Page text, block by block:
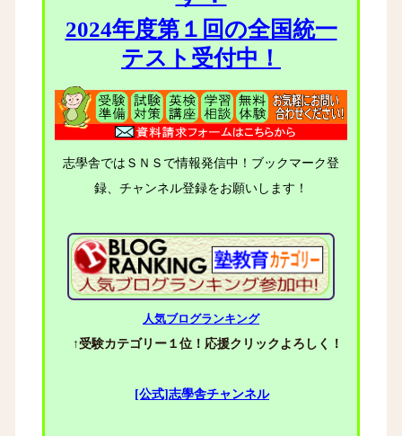
2024年度第１回の全国統一
テスト受付中！
志學舎ではＳＮＳで情報発信中！ブックマーク登
録、チャンネル登録をお願いします！
人気ブログランキング
↑受験カテゴリー１位！応援クリックよろしく！
[公式]志學舎チャンネル